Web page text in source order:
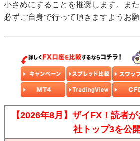
小さめにすることを推奨します。ま
必ずご自身で行って頂きますようお
【2026年8月】ザイFX！読者
社トップ3を公